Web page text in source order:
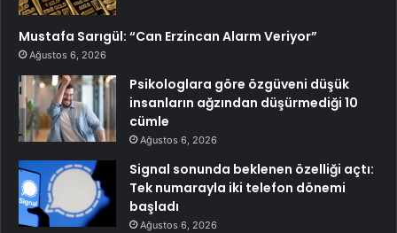
Mustafa Sarıgül: “Can Erzincan Alarm Veriyor”
Ağustos 6, 2026
Psikologlara göre özgüveni düşük
insanların ağzından düşürmediği 10
cümle
Ağustos 6, 2026
Signal sonunda beklenen özelliği açtı:
Tek numarayla iki telefon dönemi
başladı
Ağustos 6, 2026